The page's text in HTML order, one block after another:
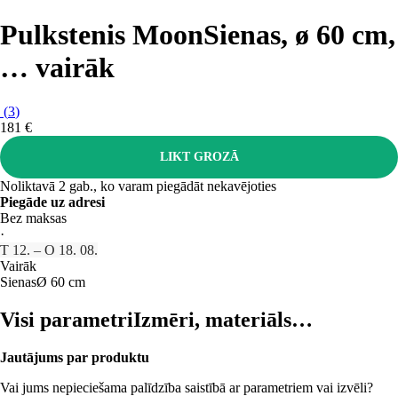
Pulkstenis MoonSienas, ø 60 cm,
… vairāk
(3)
181 €
LIKT GROZĀ
Noliktavā 2 gab., ko varam piegādāt nekavējoties
Piegāde uz adresi
Bez maksas
·
T 12. – O 18. 08.
Vairāk
SienasØ 60 cm
Visi parametriIzmēri, materiāls…
Jautājums par produktu
Vai jums nepieciešama palīdzība saistībā ar parametriem vai izvēli?